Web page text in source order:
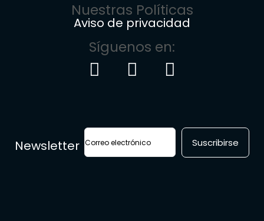
Nuestras Políticas
Aviso de privacidad
Síguenos en:
Newsletter